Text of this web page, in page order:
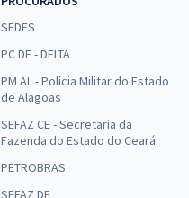
SEDES
PC DF - DELTA
PM AL - Polícia Militar do Estado
de Alagoas
SEFAZ CE - Secretaria da
Fazenda do Estado do Ceará
PETROBRAS
SEFAZ DF